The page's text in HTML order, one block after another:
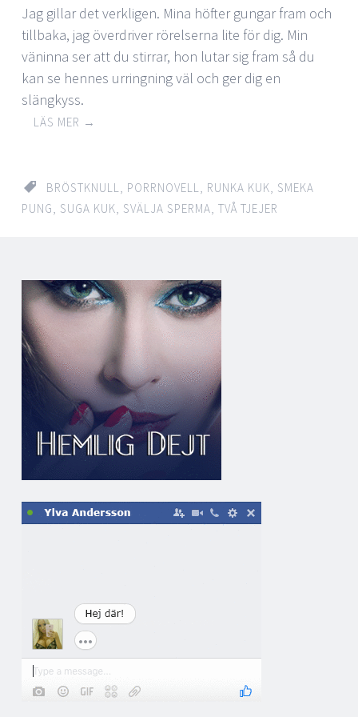
Jag gillar det verkligen. Mina höfter gungar fram och
tillbaka, jag överdriver rörelserna lite för dig. Min
väninna ser att du stirrar, hon lutar sig fram så du
kan se hennes urringning väl och ger dig en
slängkyss.
LÄS MER →
BRÖSTKNULL PORRNOVELL RUNKA KUK
SMEKA
PUNG
SUGA KUK SVÄLJA SPERMA TVÅ TJEJER